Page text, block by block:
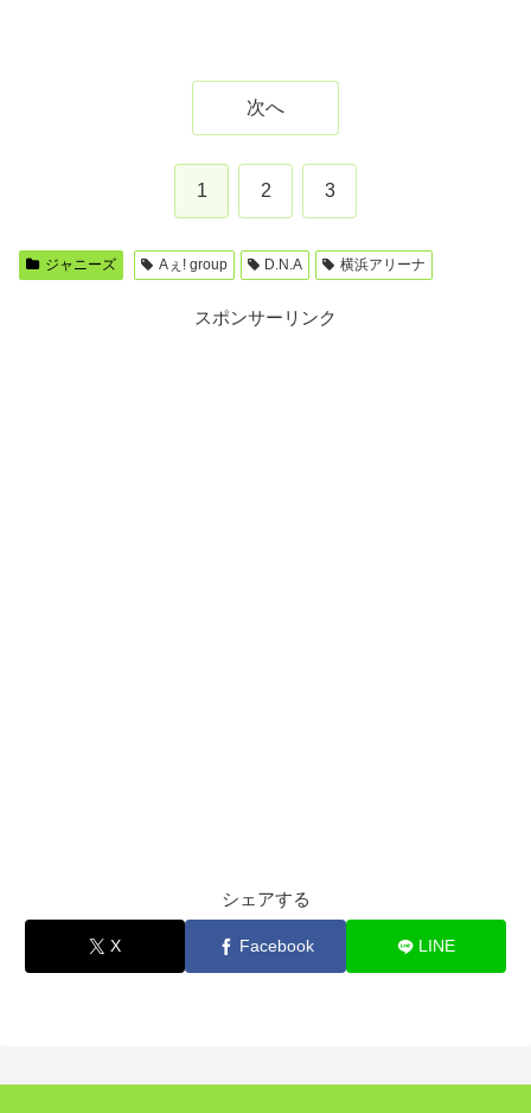
次へ
1 2 3
ジャニーズ Aぇ! group D.N.A 横浜アリーナ
スポンサーリンク
シェアする
X Facebook LINE